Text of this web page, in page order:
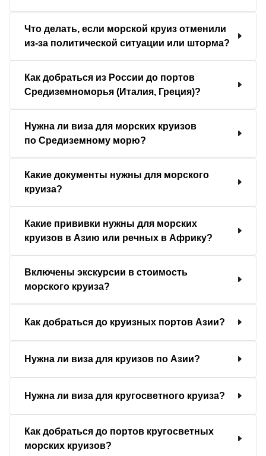
Что делать, если морской круиз отменили
из-за политической ситуации или шторма?
Как добраться из России до портов
Средиземноморья (Италия, Греция)?
Нужна ли виза для морских круизов
по Средиземному морю?
Какие документы нужны для морского
круиза?
Какие прививки нужны для морских
круизов в Азию или речных в Африку?
Включены экскурсии в стоимость
морского круиза?
Как добраться до круизных портов Азии?
Нужна ли виза для круизов по Азии?
Нужна ли виза для кругосветного круиза?
Как добраться до портов кругосветных
морских круизов?